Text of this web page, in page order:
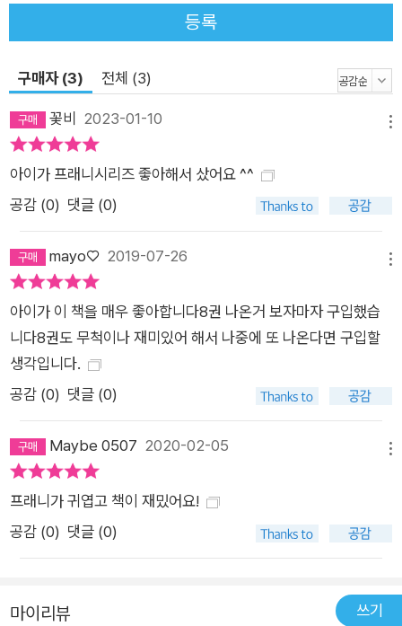
등록
구매자 (3) 전체 (3)
꽃비 2023-01-10
아이가 프래니시리즈 좋아해서 샀어요 ^^
공감 (0) 댓글 (0)
mayo♡ 2019-07-26
아이가 이 책을 매우 좋아합니다8권 나온거 보자마자 구입했습
니다8권도 무척이나 재미있어 해서 나중에 또 나온다면 구입할
생각입니다.
공감 (0) 댓글 (0)
Maybe 0507 2020-02-05
프래니가 귀엽고 책이 재밌어요!
공감 (0) 댓글 (0)
마이리뷰 쓰기